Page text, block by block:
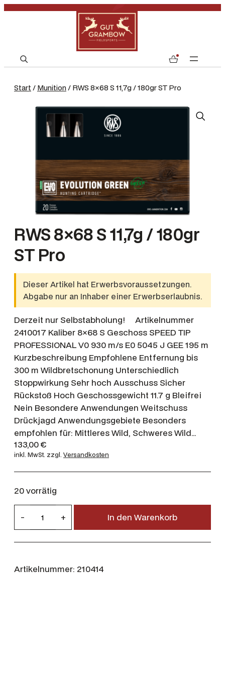
e
r
0
Start / Munition / RWS 8×68 S 11,7g / 180gr ST Pro
RWS 8×68 S 11,7g / 180gr
ST Pro
Dieser Artikel hat Erwerbsvoraussetzungen.
Abgabe nur an Inhaber einer Erwerbserlaubnis.
Derzeit nur Selbstabholung! Artikelnummer
2410017 Kaliber 8×68 S Geschoss SPEED TIP
PROFESSIONAL V0 930 m/s E0 5045 J GEE 195 m
Kurzbeschreibung Empfohlene Entfernung bis
300 m Wildbretschonung Unterschiedlich
Stoppwirkung Sehr hoch Ausschuss Sicher
Rückstoß Hoch Geschossgewicht 11.7 g Bleifrei
Nein Besondere Anwendungen Weitschuss
Drückjagd Anwendungsgebiete Besonders
empfohlen für: Mittleres Wild, Schweres Wild…
133,00€
inkl. MwSt. zzgl. Versandkosten
20 vorrätig
6
- + In den Warenkorb
Artikelnummer: 210414